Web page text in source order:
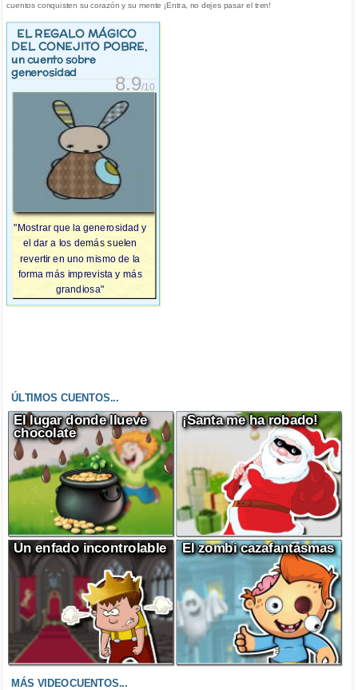
cuentos conquisten su corazón y su mente ¡Entra, no dejes pasar el tren!
EL REGALO MÁGICO
DEL CONEJITO POBRE,
un cuento sobre
generosidad
8.9/10
"Mostrar que la generosidad y
el dar a los demás suelen
revertir en uno mismo de la
forma más imprevista y más
grandiosa"
ÚLTIMOS CUENTOS...
El lugar donde llueve
chocolate
¡Santa me ha robado!
Un enfado incontrolable El zombi cazafantasmas
MÁS VIDEOCUENTOS...